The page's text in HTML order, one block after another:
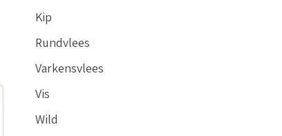
Kip
Rundvlees
Varkensvlees
Vis
Wild